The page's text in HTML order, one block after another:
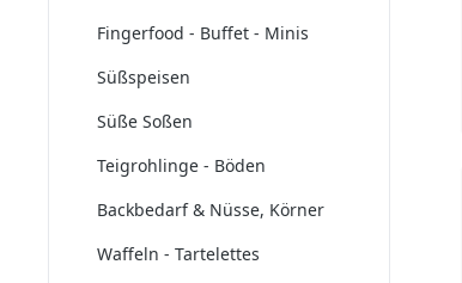
Fingerfood - Buffet - Minis
Süßspeisen
Süße Soßen
Teigrohlinge - Böden
Backbedarf & Nüsse, Körner
Waffeln - Tartelettes